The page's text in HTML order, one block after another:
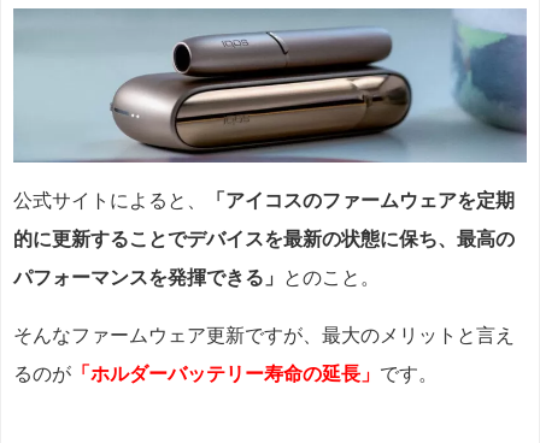
公式サイトによると、
「アイコスのファームウェアを定期
的に更新することでデバイスを最新の状態に保ち、最高の
パフォーマンスを発揮できる」
とのこと。
そんなファームウェア更新ですが、最大のメリットと言え
るのが 「ホルダーバッテリー寿命の延長」 です。